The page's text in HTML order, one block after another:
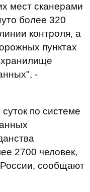
мест сканерами
более 320
контроля, а
пунктах
хранилище
-
по системе
2700 человек,
сообщают